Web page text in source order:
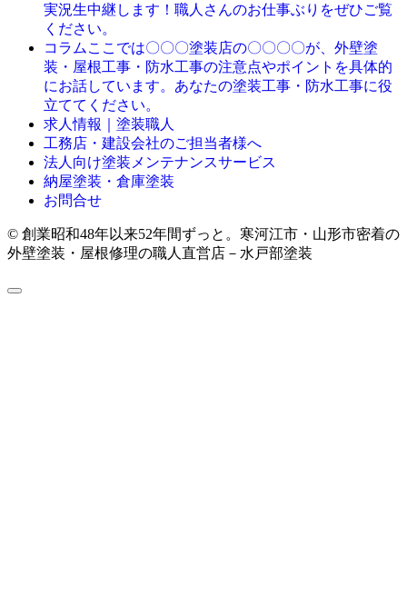
実況生中継します！職人さんのお仕事ぶりをぜひご覧
ください。
コラム ここでは〇〇〇塗装店の〇〇〇〇が、外壁塗
装・屋根工事・防水工事の注意点やポイントを具体的
にお話しています。あなたの塗装工事・防水工事に役
立ててください。
求人情報｜塗装職人
工務店・建設会社のご担当者様へ
法人向け塗装メンテナンスサービス
納屋塗装・倉庫塗装
お問合せ
© 創業昭和48年以来52年間ずっと。寒河江市・山形市密着の
外壁塗装・屋根修理の職人直営店－水戸部塗装